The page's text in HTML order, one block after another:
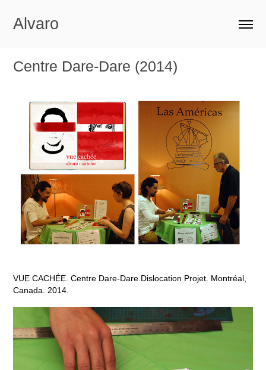
Alvaro
Centre Dare-Dare (2014)
VUE CACHÉE. Centre Dare-Dare.Dislocation Projet. Montréal,
Canada. 2014.